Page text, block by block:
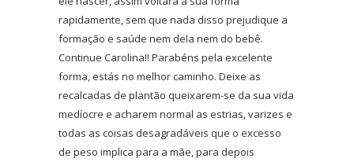
rapidamente, sem que nada disso prejudique a
formação e saúde nem dela nem do bebê.
Continue Carolina!! Parabéns pela excelente
forma, estás no melhor caminho. Deixe as
recalcadas de plantão queixarem-se da sua vida
medíocre e acharem normal as estrias, varizes e
todas as coisas desagradáveis que o excesso
de peso implica para a mãe, para depois